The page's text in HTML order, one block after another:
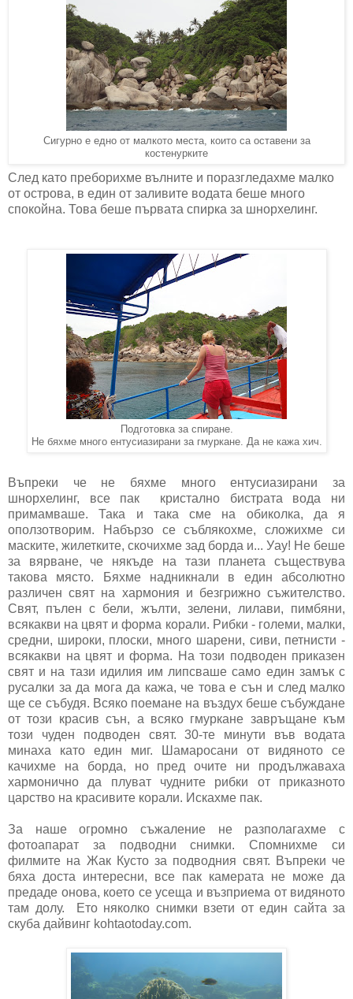
Сигурно е едно от малкото места, които са оставени за
костенурките
След като преборихме вълните и поразгледахме малко
от острова, в един от заливите водата беше много
спокойна. Това беше първата спирка за шнорхелинг.
Подготовка за спиране.
Не бяхме много ентусиазирани за гмуркане. Да не кажа хич.
Въпреки че не бяхме много ентусиазирани за
шнорхелинг, все пак кристално бистрата вода ни
примамваше. Така и така сме на обиколка, да я
оползотворим. Набързо се съблякохме, сложихме си
маските, жилетките, скочихме зад борда и... Уау! Не беше
за вярване, че някъде на тази планета съществува
такова място. Бяхме надникнали в един абсолютно
различен свят на хармония и безгрижно съжителство.
Свят, пълен с бели, жълти, зелени, лилави, пимбяни,
всякакви на цвят и форма корали. Рибки - големи, малки,
средни, широки, плоски, много шарени, сиви, петнисти -
всякакви на цвят и форма. На този подводен приказен
свят и на тази идилия им липсваше само един замък с
русалки за да мога да кажа, че това е сън и след малко
ще се събудя. Всяко поемане на въздух беше събуждане
от този красив сън, а всяко гмуркане завръщане към
този чуден подводен свят. 30-те минути във водата
минаха като един миг. Шамаросани от видяното се
качихме на борда, но пред очите ни продължаваха
хармонично да плуват чудните рибки от приказното
царство на красивите корали. Искахме пак.
За наше огромно съжаление не разполагахме с
фотоапарат за подводни снимки. Спомнихме си
филмите на Жак Кусто за подводния свят. Въпреки че
бяха доста интересни, все пак камерата не може да
предаде онова, което се усеща и възприема от видяното
там долу. Ето няколко снимки взети от един сайта за
скуба дайвинг kohtaotoday.com.